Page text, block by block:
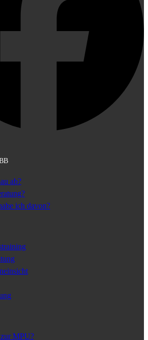
ab?
ich davon?
MPU?